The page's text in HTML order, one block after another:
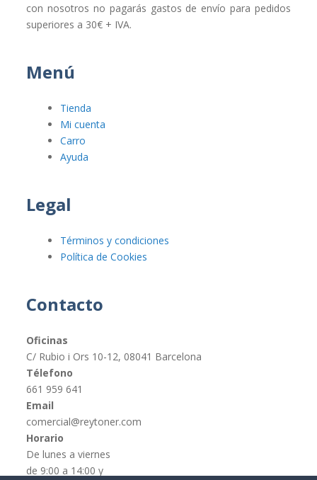
con nosotros no pagarás gastos de envío para pedidos
superiores a 30€ + IVA.
Menú
Tienda
Mi cuenta
Carro
Ayuda
Legal
Términos y condiciones
Política de Cookies
Contacto
Oficinas
C/ Rubio i Ors 10-12, 08041 Barcelona
Télefono
661 959 641
Email
comercial@reytoner.com
Horario
De lunes a viernes
de 9:00 a 14:00 y